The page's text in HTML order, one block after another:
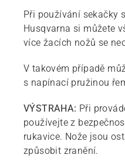
Při používání sekačky
Husqvarna si můžete
více žacích nožů se
V takovém případě
s napínací pružinou
VÝSTRAHA: Při
používejte z
rukavice. Nože jsou
způsobit zranění.